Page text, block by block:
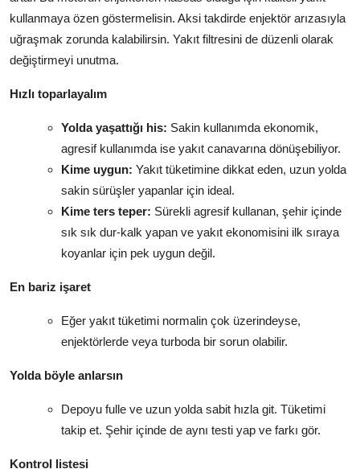
kullanmaya özen göstermelisin. Aksi takdirde enjektör arızasıyla
uğraşmak zorunda kalabilirsin. Yakıt filtresini de düzenli olarak
değiştirmeyi unutma.
Hızlı toparlayalım
Yolda yaşattığı his: Sakin kullanımda ekonomik,
agresif kullanımda ise yakıt canavarına dönüşebiliyor.
Kime uygun: Yakıt tüketimine dikkat eden, uzun yolda
sakin sürüşler yapanlar için ideal.
Kime ters teper: Sürekli agresif kullanan, şehir içinde
sık sık dur-kalk yapan ve yakıt ekonomisini ilk sıraya
koyanlar için pek uygun değil.
En bariz işaret
Eğer yakıt tüketimi normalin çok üzerindeyse,
enjektörlerde veya turboda bir sorun olabilir.
Yolda böyle anlarsın
Depoyu fulle ve uzun yolda sabit hızla git. Tüketimi
takip et. Şehir içinde de aynı testi yap ve farkı gör.
Kontrol listesi